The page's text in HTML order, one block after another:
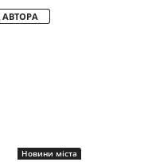
АВТОРА
Новини міста